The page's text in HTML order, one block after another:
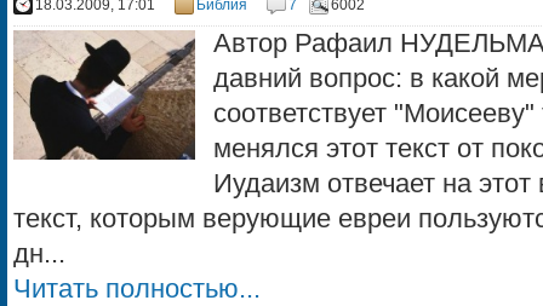
18.03.2009, 17:01 Библия 7 6002
Автор Рафаил
давний вопрос: в какой
соответствует
менялся этот текст от
Иудаизм отвечает на
текст, которым верующие евреи
дн...
Читать полностью...